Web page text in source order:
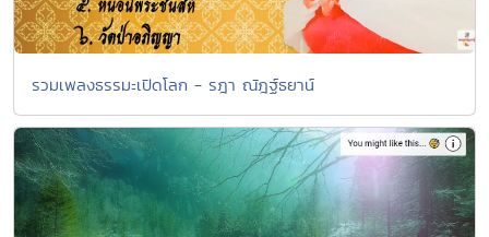
รวมเพลงธรรมะเปิดโลก - รฎา ณัฎฐ์ธยาน์